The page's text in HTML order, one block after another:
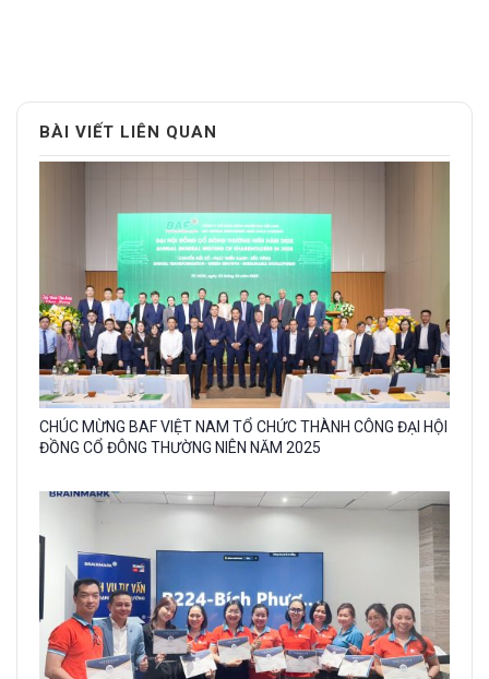
BÀI VIẾT LIÊN QUAN
Gallery
image
caption:
CHÚC MỪNG BAF VIỆT NAM TỔ CHỨC THÀNH CÔNG ĐẠI HỘI
ĐỒNG CỔ ĐÔNG THƯỜNG NIÊN NĂM 2025